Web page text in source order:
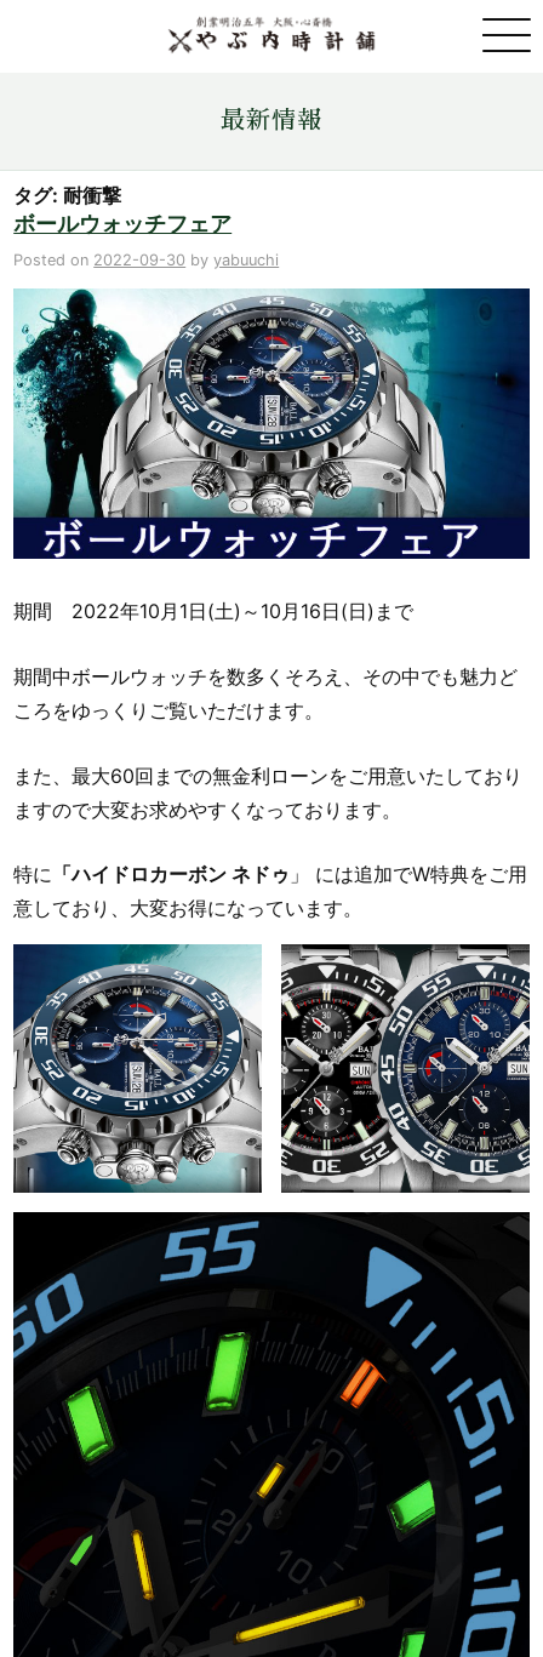
金・プラチナ・コイン売買
店舗情報
最新情報
ONLINE STORE
お問い合わせ
最新情報
タグ: 耐衝撃
ボールウォッチフェア
Posted on 2022-09-30 byyabuuchi
期間 2022年10月1日(土)～10月16日(日)まで
期間中ボールウォッチを数多くそろえ、その中でも魅力ど
ころをゆっくりご覧いただけます。
また、最大60回までの無金利ローンをご用意いたしており
ますので大変お求めやすくなっております。
特に 「ハイドロカーボン ネドゥ 」 には追加でW特典をご用
意しており、大変お得になっています。